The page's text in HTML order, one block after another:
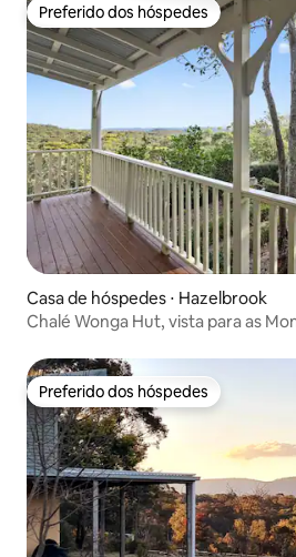
Preferido dos hóspedes
Preferido dos hóspedes
Casa de hóspedes ⋅ Hazelbrook
Chalé Wonga Hut, vista para as
Preferido dos hóspedes
Preferido dos hóspedes